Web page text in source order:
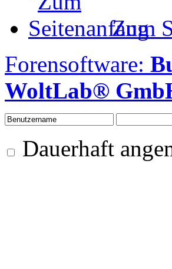
Zum
Forensoftware:
WoltLab®
Dauerhaft